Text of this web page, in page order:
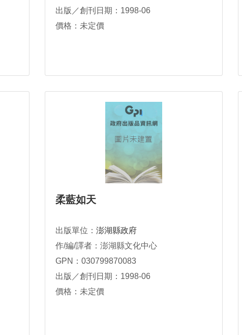
出版／創刊日期：1998-06
價格：未定價
柔藍如天
出版單位： 澎湖縣政府
作/編/譯者：澎湖縣文化中心
GPN：030799870083
出版／創刊日期：1998-06
價格：未定價